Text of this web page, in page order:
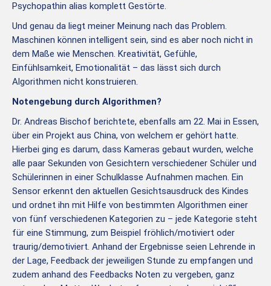
Psychopathin alias komplett Gestörte.
Und genau da liegt meiner Meinung nach das Problem.
Maschinen können intelligent sein, sind es aber noch nicht in
dem Maße wie Menschen. Kreativität, Gefühle,
Einfühlsamkeit, Emotionalität – das lässt sich durch
Algorithmen nicht konstruieren.
Notengebung durch Algorithmen?
Dr. Andreas Bischof berichtete, ebenfalls am 22. Mai in Essen,
über ein Projekt aus China, von welchem er gehört hatte.
Hierbei ging es darum, dass Kameras gebaut wurden, welche
alle paar Sekunden von Gesichtern verschiedener Schüler und
Schülerinnen in einer Schulklasse Aufnahmen machen. Ein
Sensor erkennt den aktuellen Gesichtsausdruck des Kindes
und ordnet ihn mit Hilfe von bestimmten Algorithmen einer
von fünf verschiedenen Kategorien zu – jede Kategorie steht
für eine Stimmung, zum Beispiel fröhlich/motiviert oder
traurig/demotiviert. Anhand der Ergebnisse seien Lehrende in
der Lage, Feedback der jeweiligen Stunde zu empfangen und
zudem anhand des Feedbacks Noten zu vergeben, ganz